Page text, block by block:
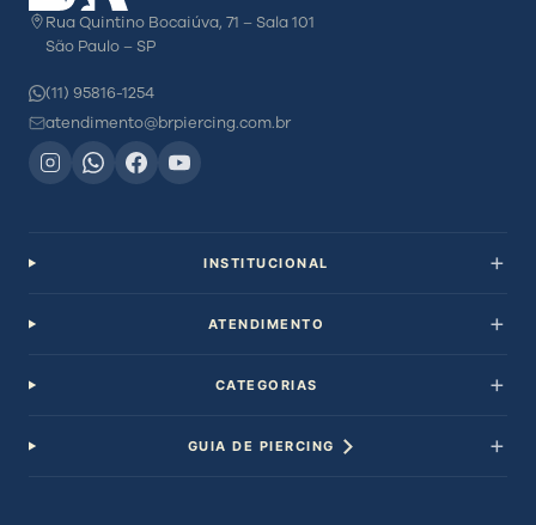
Rua Quintino Bocaiúva, 71 – Sala 101
São Paulo – SP
(11) 95816-1254
atendimento@brpiercing.com.br
INSTITUCIONAL
ATENDIMENTO
CATEGORIAS
GUIA DE PIERCING